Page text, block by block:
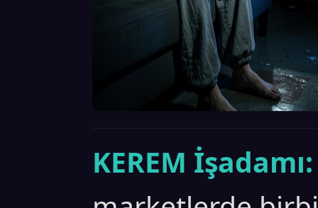
KEREM İşadamı: